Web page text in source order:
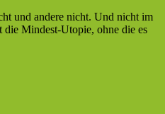
und andere nicht. Und nicht im
die Mindest-Utopie, ohne die es